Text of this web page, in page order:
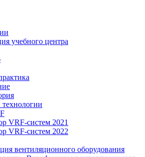
учебного центра
VRF-систем 2021
VRF-систем 2022
вентиляционного оборудования